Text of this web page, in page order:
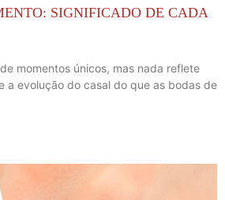
SIGNIFICADO DE CADA
momentos únicos, mas nada reflete
a evolução do casal do que as bodas de